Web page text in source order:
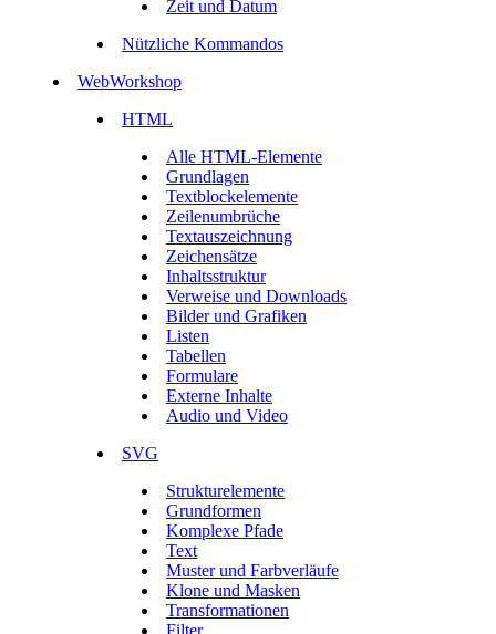
Zeit und Datum
Nützliche Kommandos
WebWorkshop
HTML
Alle HTML-Elemente
Grundlagen
Textblockelemente
Zeilenumbrüche
Textauszeichnung
Zeichensätze
Inhaltsstruktur
Verweise und Downloads
Bilder und Grafiken
Listen
Tabellen
Formulare
Externe Inhalte
Audio und Video
SVG
Strukturelemente
Grundformen
Komplexe Pfade
Text
Muster und Farbverläufe
Klone und Masken
Transformationen
Filter